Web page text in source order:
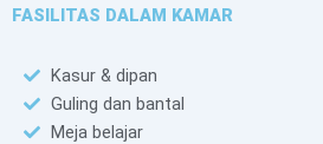
FASILITAS DALAM KAMAR
Kasur & dipan
Guling dan bantal
Meja belajar